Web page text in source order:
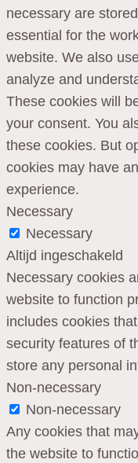
necessary are
essential for the
website. We also
analyze and
These cookies will
your consent. You
these cookies. But
cookies may have
experience.
Necessary
Necessary
Altijd ingeschakeld
Necessary cookies
website to function
includes cookies
security features of
store any personal
Non-necessary
Non-necessary
Any cookies that
the website to